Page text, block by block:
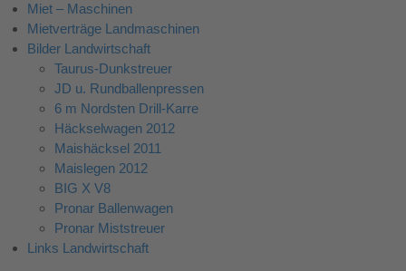
Miet – Maschinen
Mietverträge Landmaschinen
Bilder Landwirtschaft
Taurus-Dunkstreuer
JD u. Rundballenpressen
6 m Nordsten Drill-Karre
Häckselwagen 2012
Maishäcksel 2011
Maislegen 2012
BIG X V8
Pronar Ballenwagen
Pronar Miststreuer
Links Landwirtschaft